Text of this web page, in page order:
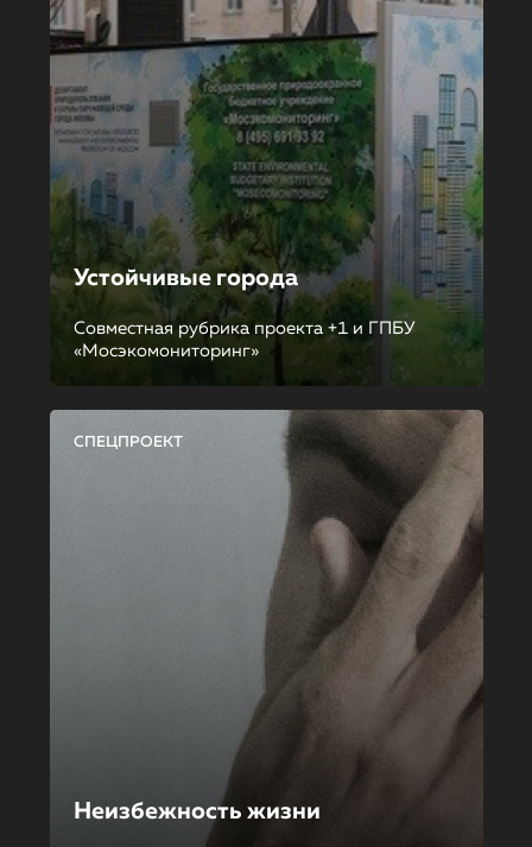
Устойчивые города
Совместная рубрика проекта +1 и ГПБУ
«Мосэкомониторинг»
СПЕЦПРОЕКТ
Неизбежность жизни